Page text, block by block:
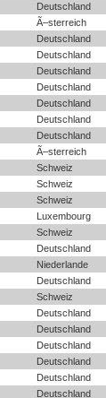
Deutschland
Ã–sterreich
Deutschland
Deutschland
Deutschland
Deutschland
Deutschland
Deutschland
Deutschland
Ã–sterreich
Schweiz
Schweiz
Schweiz
Luxembourg
Schweiz
Deutschland
Niederlande
Deutschland
Schweiz
Deutschland
Deutschland
Deutschland
Deutschland
Deutschland
Deutschland